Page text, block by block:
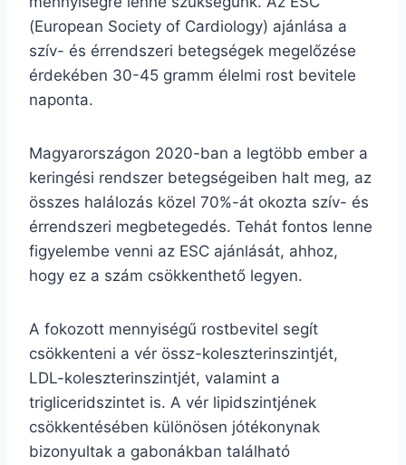
(European Society of Cardiology) ajánlása a
szív- és érrendszeri betegségek megelőzése
érdekében 30-45 gramm élelmi rost bevitele
naponta.
Magyarországon 2020-ban a legtöbb ember a
keringési rendszer betegségeiben halt meg, az
összes halálozás közel 70%-át okozta szív- és
érrendszeri megbetegedés. Tehát fontos lenne
figyelembe venni az ESC ajánlását, ahhoz,
hogy ez a szám csökkenthető legyen.
A fokozott mennyiségű rostbevitel segít
csökkenteni a vér össz-koleszterinszintjét,
LDL-koleszterinszintjét, valamint a
trigliceridszintet is. A vér lipidszintjének
csökkentésében különösen jótékonynak
bizonyultak a gabonákban található